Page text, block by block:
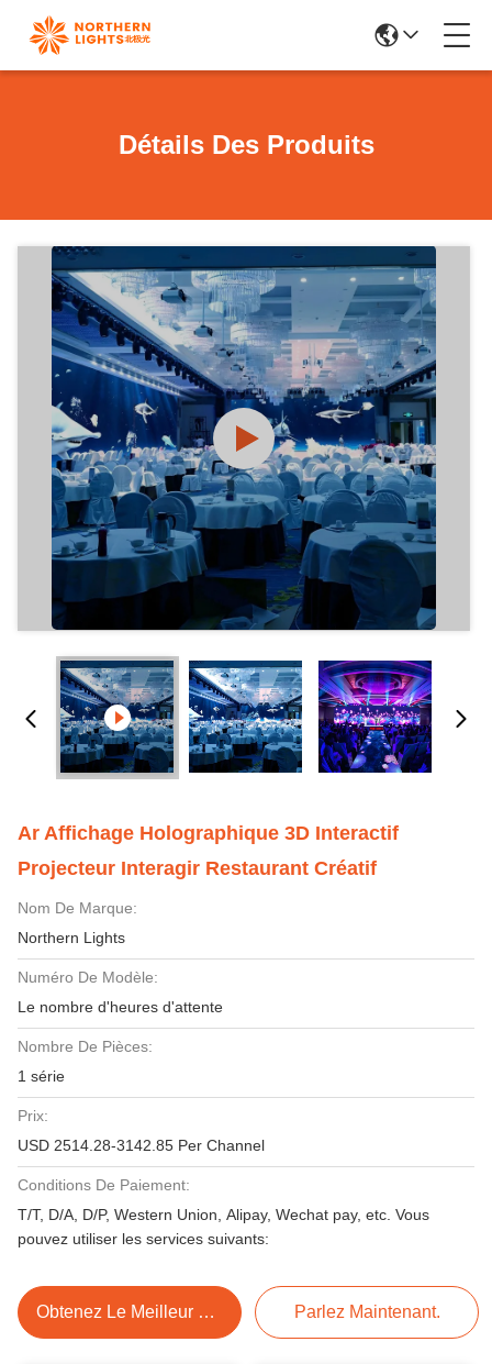
Détails Des Produits
Ar Affichage Holographique 3D Interactif
Projecteur Interagir Restaurant Créatif
Nom De Marque:
Northern Lights
Numéro De Modèle:
Le nombre d'heures d'attente
Nombre De Pièces:
1 série
Prix:
USD 2514.28-3142.85 Per Channel
Conditions De Paiement:
T/T, D/A, D/P, Western Union, Alipay, Wechat pay, etc. Vous
pouvez utiliser les services suivants:
Obtenez Le Meilleur Prix Parlez Maintenant.